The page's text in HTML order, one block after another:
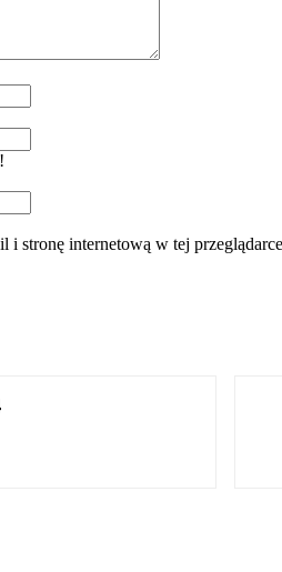
i stronę internetową w tej